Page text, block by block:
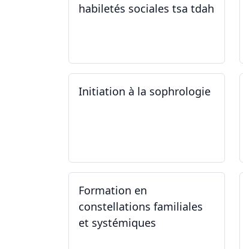
habiletés sociales tsa tdah
Initiation à la sophrologie
Formation en
constellations familiales
et systémiques